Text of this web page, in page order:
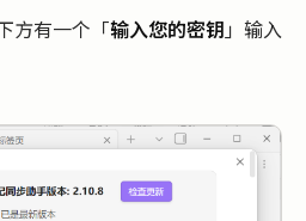
方有一个「输入您的密钥 」输入